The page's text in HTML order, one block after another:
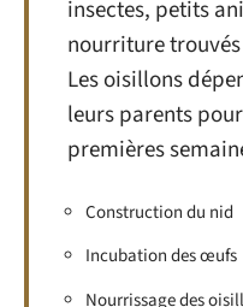
insectes, petits
nourriture
Les oisillons
leurs parents
premières
Construction du nid
Incubation des œufs
Nourrissage des